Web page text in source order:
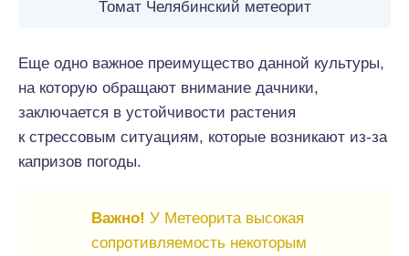
Томат Челябинский метеорит
Еще одно важное преимущество данной культуры,
на которую обращают внимание дачники,
заключается в устойчивости растения
к стрессовым ситуациям, которые возникают из-за
капризов погоды.
Важно! У Метеорита высокая
сопротивляемость некоторым